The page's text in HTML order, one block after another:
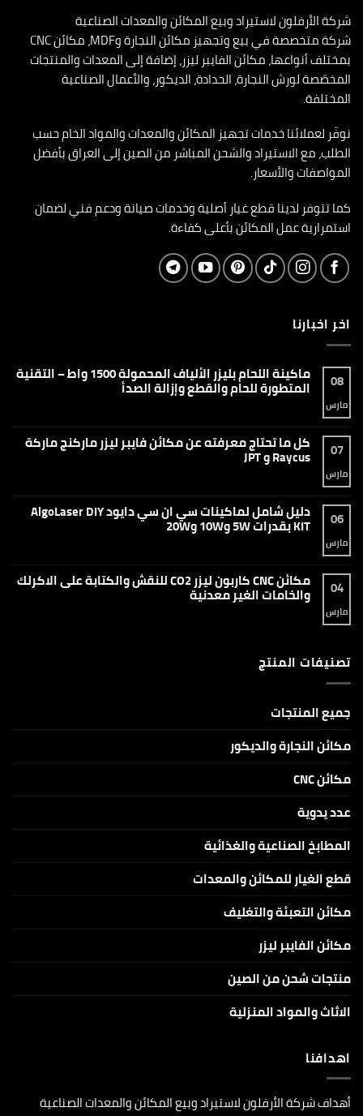
شركة الأرفلون لاستيراد وبيع المكائن والمعدات الصناعية
شركة متخصصة في بيع وتجهيز مكائن النجارة وMDF، مكائن CNC
بمختلف أنواعها، مكائن الفايبر ليزر، إضافة إلى المعدات والمنتجات
المخصّصة لورش النجارة، الحدادة، الديكور، والأعمال الصناعية
المختلفة.
نوفّر لعملائنا خدمات تجهيز المكائن والمعدات والمواد الخام حسب
الطلب، مع الاستيراد والشحن المباشر من الصين إلى العراق بأفضل
المواصفات والأسعار.
كما تتوفر لدينا قطع غيار أصلية وخدمات صيانة ودعم فني لضمان
استمرارية عمل المكائن بأعلى كفاءة.
اخر اخبارنا
08
مارس
ماكينة اللحام بليزر الألياف المحمولة 1500 واط – التقنية
المتطورة للحام والقطع وإزالة الصدأ
ماكينة
اللحام
بليزر
–
التقنية
المتطورة
07
مارس
كل ما تحتاج معرفته عن مكائن فايبر ليزر ماركنج ماركة
Raycus و JPT
كل
ما
تحتاج
ليزر
ماركنج
ماركة
06
مارس
دليل شامل لماكينات سي ان سي دايود AlgoLaser DIY
KIT بقدرات 5W و10W و20W
دليل
شامل
لماكينات
DIY
KIT
و20W
04
مارس
مكائن CNC كاربون ليزر CO2 للنقش والكتابة على الاكرلك
والخامات الغير معدنية
CNC
كاربون
والكتابة
على
الغير
معدنية
تصنيفات المنتج
جميع المنتجات
مكائن النجارة والديكور
مكائن CNC
عدد يدوية
المطابخ الصناعية والغذائية
قطع الغيار للمكائن والمعدات
مكائن التعبئة والتغليف
مكائن الفايبر ليزر
منتجات شحن من الصين
الاثاث والمواد المنزلية
اهدافنا
أهداف شركة الأرفلون لاستيراد وبيع المكائن والمعدات الصناعية